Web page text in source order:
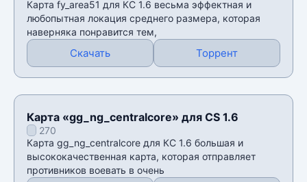
Карта fy_area51 для КС 1.6 весьма эффектная и
любопытная локация среднего размера, которая
наверняка понравится тем,
Скачать Торрент
Карта «gg_ng_centralcore» для CS 1.6
270
Карта gg_ng_centralcore для КС 1.6 большая и
высококачественная карта, которая отправляет
противников воевать в очень